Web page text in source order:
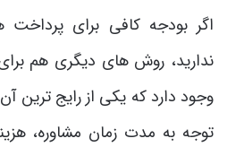
اگر بودجه کافی برای پرداخت
ندارید، روش ‌های دیگری هم
وجود دارد که یکی از رایج ‌ترین
توجه به مدت زمان مشاوره،